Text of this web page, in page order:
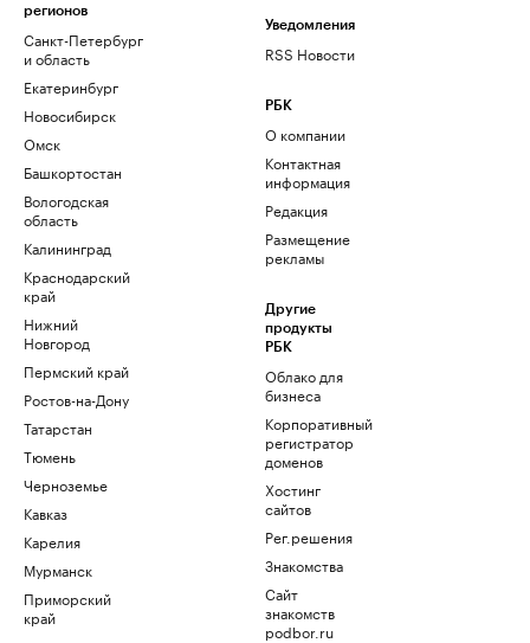
регионов
Санкт-Петербург
и область
Екатеринбург
Новосибирск
Омск
Башкортостан
Вологодская
область
Калининград
Краснодарский
край
Нижний
Новгород
Пермский край
Ростов-на-Дону
Татарстан
Тюмень
Черноземье
Кавказ
Карелия
Мурманск
Приморский
край
Уведомления
RSS Новости
РБК
О компании
Контактная
информация
Редакция
Размещение
рекламы
Другие
продукты
РБК
Облако для
бизнеса
Корпоративный
регистратор
доменов
Хостинг
сайтов
Рег.решения
Знакомства
Сайт
знакомств
podbor.ru